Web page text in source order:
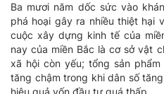
Ba mươi năm dốc sức vào
phá hoại gây ra nhiều thiệt hại
cuộc xây dựng kinh tế của
nay của miền Bắc là cơ sở vật
xã hội còn yếu; tổng sản
tăng chậm trong khi dân số